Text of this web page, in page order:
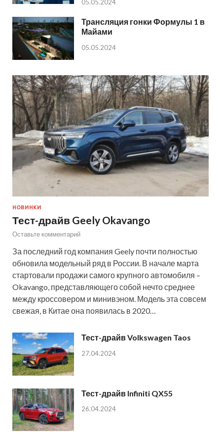
05.05.2024
Трансляция гонки Формулы 1 в
Майами
05.05.2024
НОВИНКИ
Тест-драйв Geely Okavango
Оставьте комментарий
За последний год компания Geely почти полностью
обновила модельный ряд в России. В начале марта
стартовали продажи самого крупного автомобиля –
Okavango, представляющего собой нечто среднее
между кроссовером и минивэном. Модель эта совсем
свежая, в Китае она появилась в 2020…
Тест-драйв Volkswagen Taos
27.04.2024
Тест-драйв Infiniti QX55
26.04.2024